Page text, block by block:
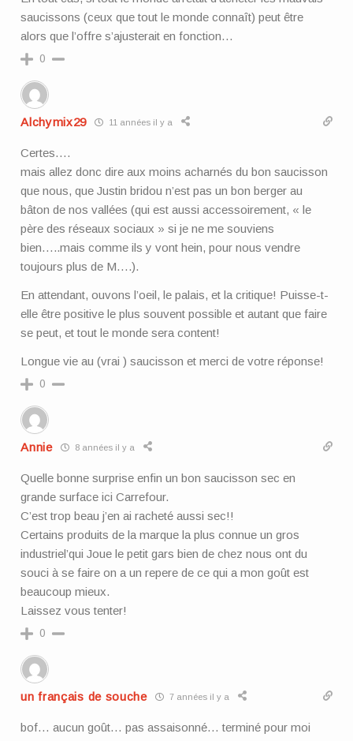
saucissons (ceux que tout le monde connaît) peut être
alors que l’offre s’ajusterait en fonction…
0
Alchymix29 11 années il y a
Certes….
mais allez donc dire aux moins acharnés du bon saucisson
que nous, que Justin bridou n’est pas un bon berger au
bâton de nos vallées (qui est aussi accessoirement, « le
père des réseaux sociaux » si je ne me souviens
bien…..mais comme ils y vont hein, pour nous vendre
toujours plus de M….).
En attendant, ouvons l’oeil, le palais, et la critique! Puisse-t-
elle être positive le plus souvent possible et autant que faire
se peut, et tout le monde sera content!
Longue vie au (vrai ) saucisson et merci de votre réponse!
0
Annie 8 années il y a
Quelle bonne surprise enfin un bon saucisson sec en
grande surface ici Carrefour.
C’est trop beau j’en ai racheté aussi sec!!
Certains produits de la marque la plus connue un gros
industriel’qui Joue le petit gars bien de chez nous ont du
souci à se faire on a un repere de ce qui a mon goût est
beaucoup mieux.
Laissez vous tenter!
0
un français de souche 7 années il y a
bof… aucun goût… pas assaisonné… terminé pour moi